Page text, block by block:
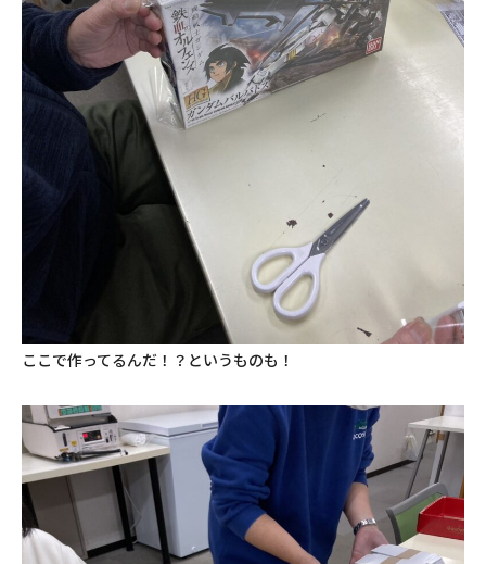
ここで作ってるんだ！？というものも！